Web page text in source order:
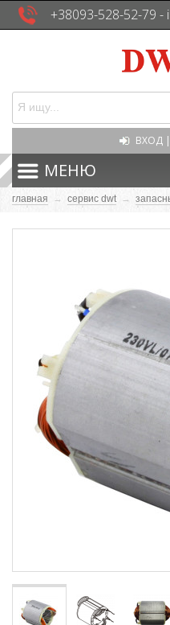
+38093-528-52-79 -
ВХОД |
МЕНЮ
главная → сервис dwt →